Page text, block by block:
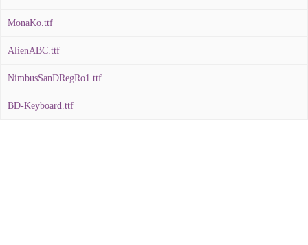
MonaKo.ttf
AlienABC.ttf
NimbusSanDRegRo1.ttf
BD-Keyboard.ttf